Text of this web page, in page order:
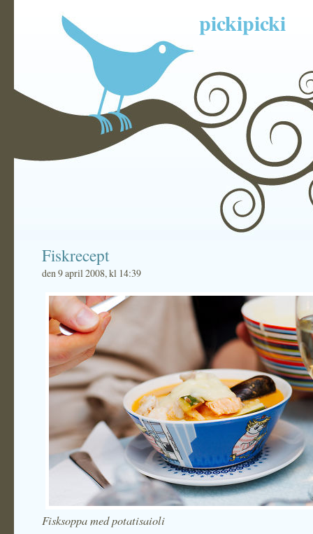
pickipicki
Fiskrecept
den 9 april 2008, kl 14:39
Fisksoppa med potatisaioli